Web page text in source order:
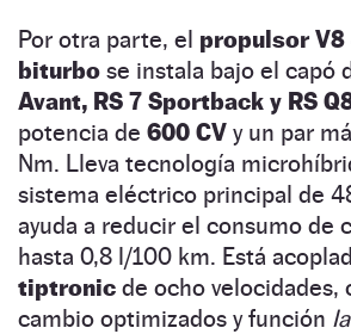
Por otra parte, el propulsor V8
biturbo se instala bajo el capó
Avant, RS 7 Sportback y RS
potencia de 600 CV y un par
Nm. Lleva tecnología
sistema eléctrico principal de
ayuda a reducir el consumo de
hasta 0,8 l/100 km. Está
tiptronic de ocho velocidades,
cambio optimizados y función